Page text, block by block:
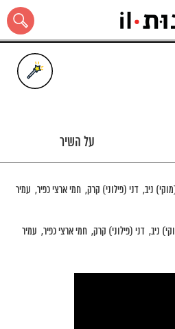
על השיר
ניב דני (פילוני) קרק חמי ארצי כפיר
עמיר
ניב דני (פילוני) קרק חמי ארצי כפיר
עמיר